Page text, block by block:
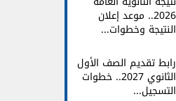
2026.. موعد إعلان
النتيجة وخطوات...
رابط تقديم الصف الأول
الثانوي 2027.. خطوات
التسجيل...